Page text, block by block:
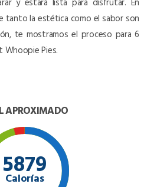
tanto la estética como el sabor son
te mostramos el proceso para 6
Whoopie Pies.
APROXIMADO
5879
Calorías